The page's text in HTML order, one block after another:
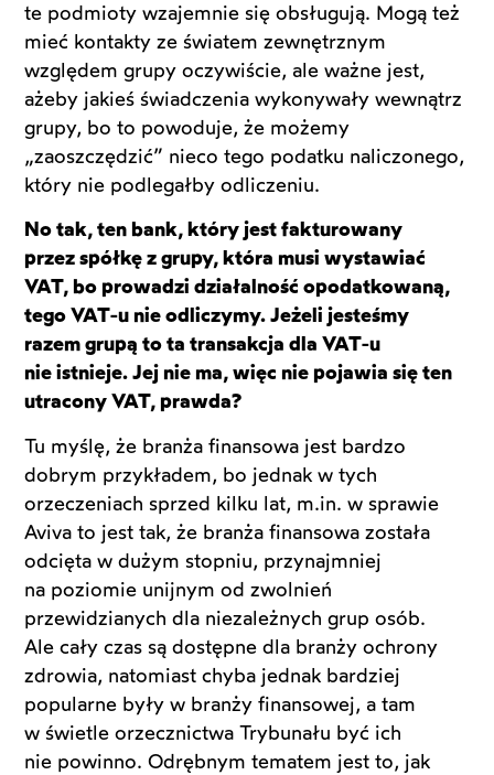
te podmioty wzajemnie się obsługują. Mogą też
mieć kontakty ze światem zewnętrznym
względem grupy oczywiście, ale ważne jest,
ażeby jakieś świadczenia wykonywały wewnątrz
grupy, bo to powoduje, że możemy
„zaoszczędzić” nieco tego podatku naliczonego,
który nie podlegałby odliczeniu.
No tak, ten bank, który jest fakturowany
przez spółkę z grupy, która musi wystawiać
VAT, bo prowadzi działalność opodatkowaną,
tego VAT-u nie odliczymy. Jeżeli jesteśmy
razem grupą to ta transakcja dla VAT-u
nie istnieje. Jej nie ma, więc nie pojawia się ten
utracony VAT, prawda?
Tu myślę, że branża finansowa jest bardzo
dobrym przykładem, bo jednak w tych
orzeczeniach sprzed kilku lat, m.in. w sprawie
Aviva to jest tak, że branża finansowa została
odcięta w dużym stopniu, przynajmniej
na poziomie unijnym od zwolnień
przewidzianych dla niezależnych grup osób.
Ale cały czas są dostępne dla branży ochrony
zdrowia, natomiast chyba jednak bardziej
popularne były w branży finansowej, a tam
w świetle orzecznictwa Trybunału być ich
nie powinno. Odrębnym tematem jest to, jak